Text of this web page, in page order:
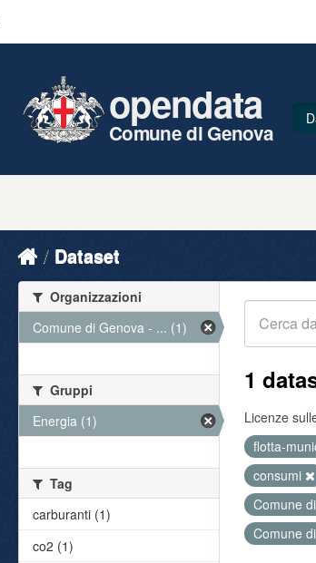
opendata
Comune di Genova
Dataset
1
Licenze
flotta-
consumi
Comune
Comune
Organizzazioni
Comune di Genova - ... (1)
Gruppi
Energia (1)
Tag
carburanti (1)
co2 (1)